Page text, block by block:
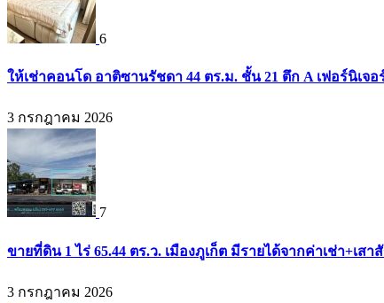
6
ให้เช่าคอนโด อาติซานรัชดา 44 ตร.ม. ชั้น 21 ตึก A เฟอร์นิเจอ
3 กรกฎาคม 2026
7
ขายที่ดิน 1 ไร่ 65.44 ตร.ว. เมืองภูเก็ต มีรายได้จากค่าเช่า+เ
3 กรกฎาคม 2026